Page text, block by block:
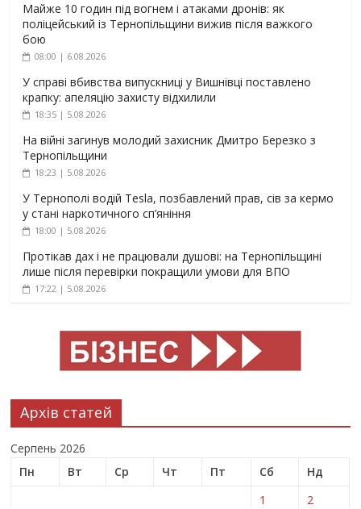
Майже 10 годин під вогнем і атаками дронів: як
поліцейський із Тернопільщини вижив після важкого
бою
08:00 | 6.08.2026
У справі вбивства випускниці у Вишнівці поставлено
крапку: апеляцію захисту відхилили
18:35 | 5.08.2026
На війні загинув молодий захисник Дмитро Березко з
Тернопільщини
18:23 | 5.08.2026
У Тернополі водій Tesla, позбавлений прав, сів за кермо
у стані наркотичного сп’яніння
18:00 | 5.08.2026
Протікав дах і не працювали душові: на Тернопільщині
лише після перевірки покращили умови для ВПО
17:22 | 5.08.2026
Архів статей
Серпень 2026
Пн
Вт Ср Чт Пт Сб
Нд
1
2